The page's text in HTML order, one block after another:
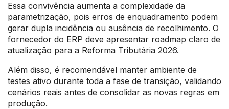
Essa convivência aumenta a complexidade da
parametrização, pois erros de enquadramento podem
gerar dupla incidência ou ausência de recolhimento. O
fornecedor do ERP deve apresentar roadmap claro de
atualização para a Reforma Tributária 2026.
Além disso, é recomendável manter ambiente de
testes ativo durante toda a fase de transição, validando
cenários reais antes de consolidar as novas regras em
produção.